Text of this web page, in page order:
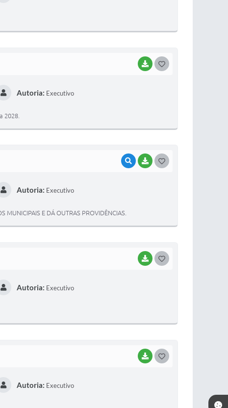
BAIXAR
Autoria: Executivo
2028.
VISUALIZAR
BAIXAR
Autoria: Executivo
MUNICIPAIS E DÁ OUTRAS PROVIDÊNCIAS.
BAIXAR
Autoria: Executivo
BAIXAR
Autoria: Executivo